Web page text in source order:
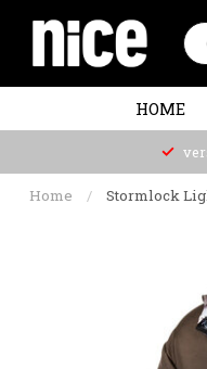
HOME
Home / Stormlock